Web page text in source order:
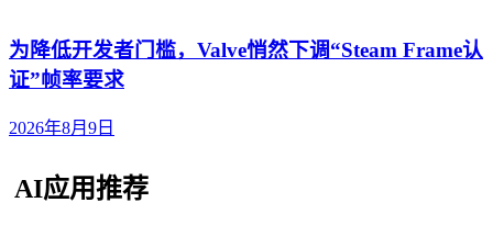
为降低开发者门槛，Valve悄然下调“Steam Frame认
证”帧率要求
2026年8月9日
AI应用推荐